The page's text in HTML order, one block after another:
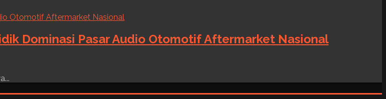
Dominasi Pasar Audio Otomotif Aftermarket Nasional